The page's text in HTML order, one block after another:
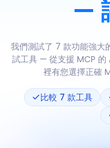
—
我們測試了 7 款功能強
試工具 — 從支援 MCP 的
裡有您選擇正確
比較 7 款工具